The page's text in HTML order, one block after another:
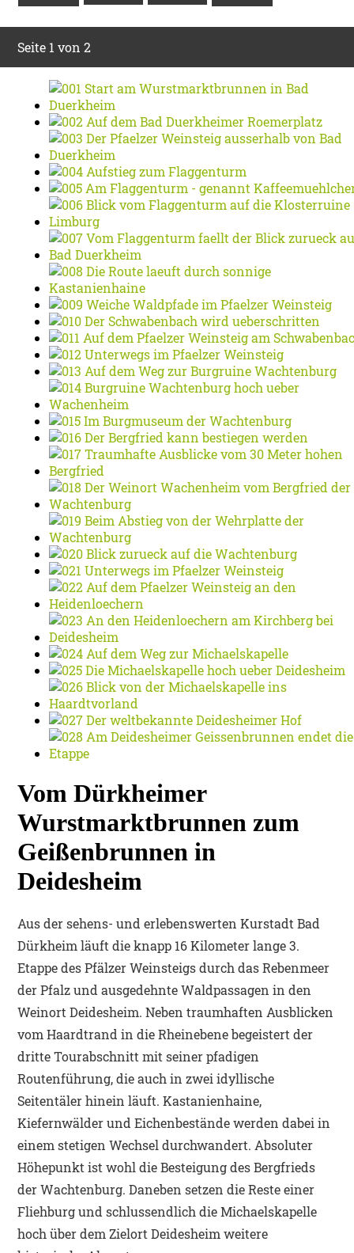
Seite 1 von 2
Vom Dürkheimer
Wurstmarktbrunnen zum
Geißenbrunnen in
Deidesheim
Aus der sehens- und erlebenswerten Kurstadt Bad
Dürkheim läuft die knapp 16 Kilometer lange 3.
Etappe des Pfälzer Weinsteigs durch das Rebenmeer
der Pfalz und ausgedehnte Waldpassagen in den
Weinort Deidesheim. Neben traumhaften Ausblicken
vom Haardtrand in die Rheinebene begeistert der
dritte Tourabschnitt mit seiner pfadigen
Routenführung, die auch in zwei idyllische
Seitentäler hinein läuft. Kastanienhaine,
Kiefernwälder und Eichenbestände werden dabei in
einem stetigen Wechsel durchwandert. Absoluter
Höhepunkt ist wohl die Besteigung des Bergfrieds
der Wachtenburg. Daneben setzen die Reste einer
Fliehburg und schlussendlich die Michaelskapelle
hoch über dem Zielort Deidesheim weitere